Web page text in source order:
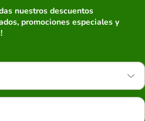
nuestros descuentos
promociones especiales y